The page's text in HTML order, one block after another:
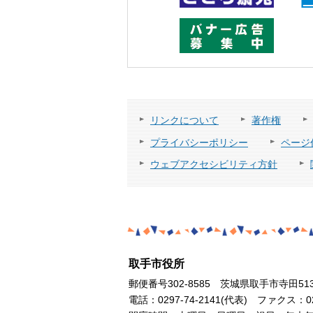
リンクについて
著作権
プライバシーポリシー
ページ
ウェブアクセシビリティ方針
取手市役所
郵便番号302-8585 茨城県取手市寺田
電話：0297-74-2141(代表) ファクス：